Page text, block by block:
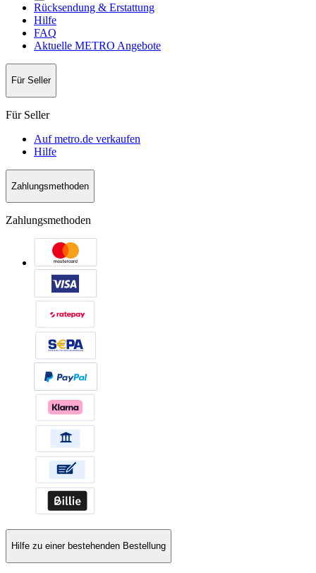
Rücksendung & Erstattung
Hilfe
FAQ
Aktuelle METRO Angebote
Für Seller
Für Seller
Auf metro.de verkaufen
Hilfe
Zahlungsmethoden
Zahlungsmethoden
Hilfe zu einer bestehenden Bestellung